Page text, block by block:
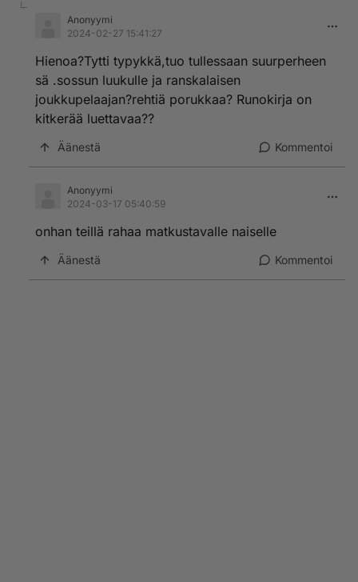
Anonyymi
2024-02-27 15:41:27
Hienoa?Tytti typykkä,tuo tullessaan suurperheen
sä .sossun luukulle ja ranskalaisen
joukkupelaajan?rehtiä porukkaa? Runokirja on
kitkerää luettavaa??
Äänestä Kommentoi
Anonyymi
2024-03-17 05:40:59
onhan teillä rahaa matkustavalle naiselle
Äänestä Kommentoi